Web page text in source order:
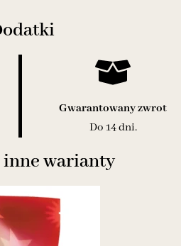
Gwarantowany zwrot
Do 14 dni.
inne warianty